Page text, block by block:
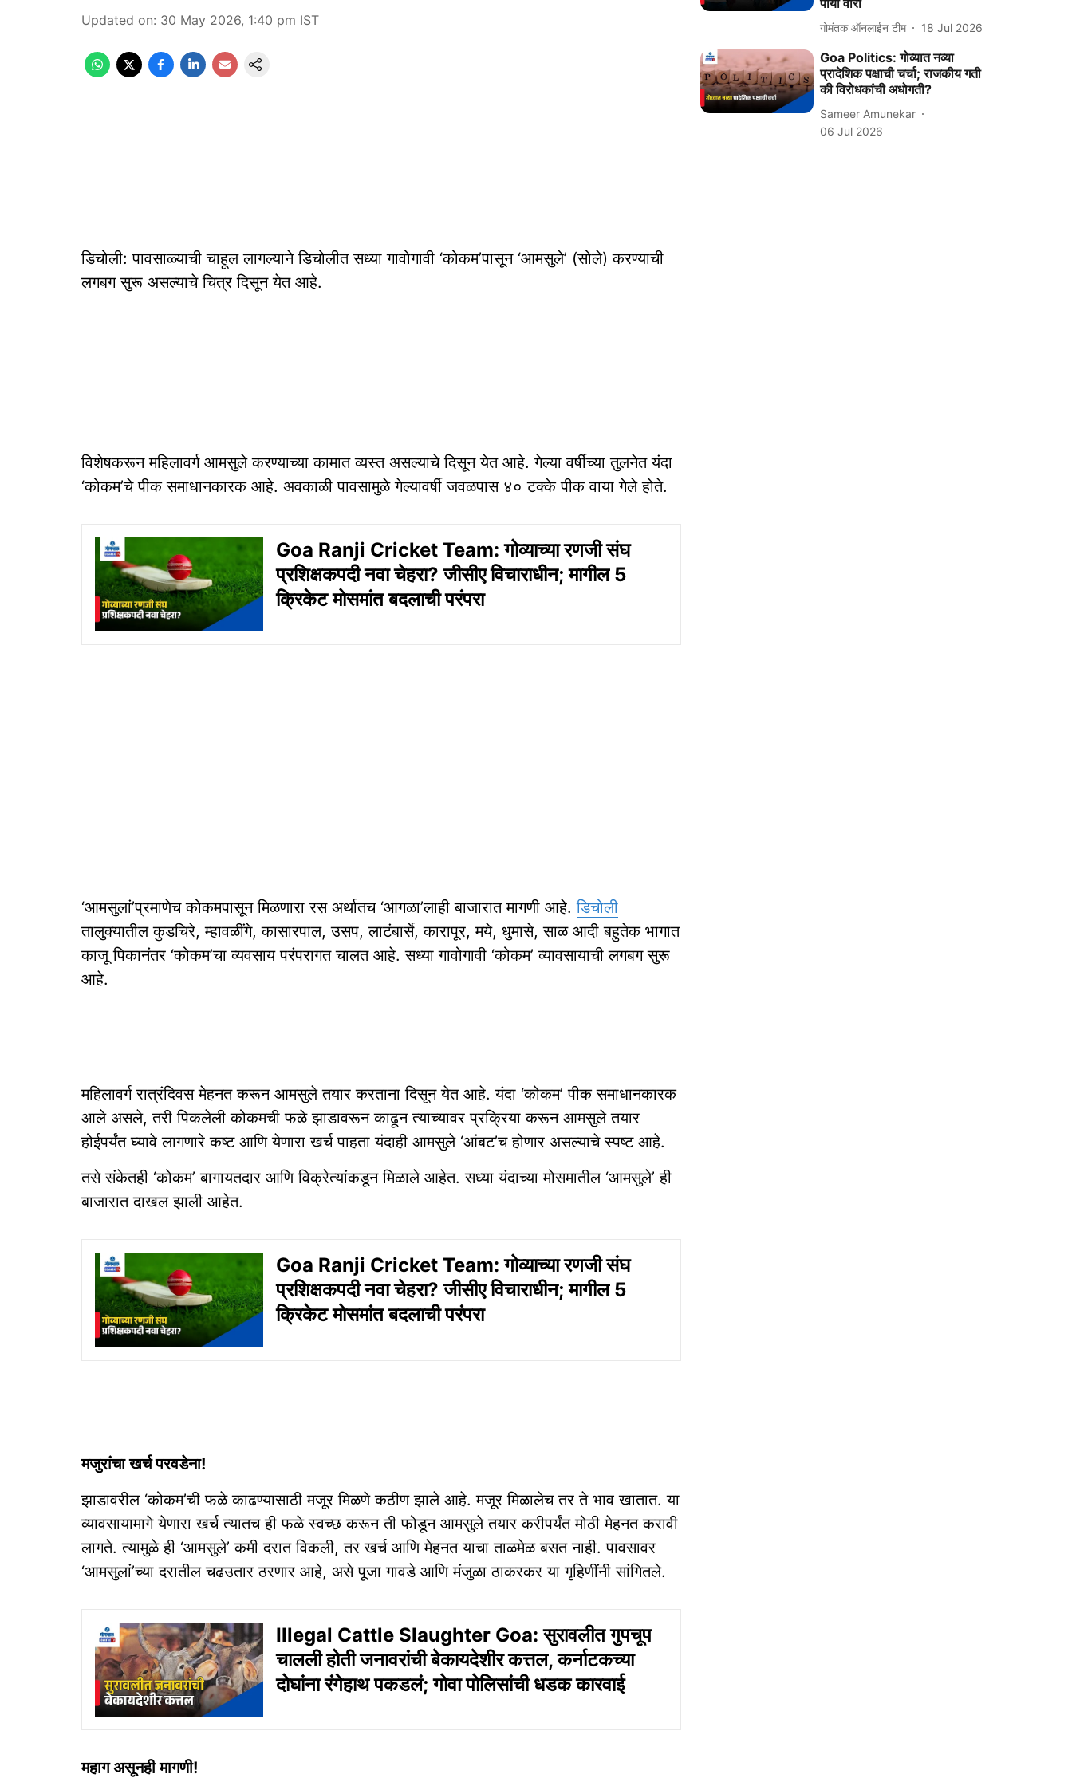
Updated on: 30 May 2026, 1:40 pm IST
डिचोली: पावसाळ्याची चाहूल लागल्याने डिचोलीत सध्या गावोगावी ‘कोकम’पासून ‘आमसुले’ (सोले) करण्याची
लगबग सुरू असल्याचे चित्र दिसून येत आहे.
विशेषकरून महिलावर्ग आमसुले करण्याच्या कामात व्यस्त असल्याचे दिसून येत आहे. गेल्या वर्षीच्या तुलनेत यंदा
‘कोकम’चे पीक समाधानकारक आहे. अवकाळी पावसामुळे गेल्यावर्षी जवळपास ४० टक्के पीक वाया गेले होते.
Goa Ranji Cricket Team: गोव्याच्या रणजी संघ
प्रशिक्षकपदी नवा चेहरा? जीसीए विचाराधीन; मागील 5
क्रिकेट मोसमांत बदलाची परंपरा
‘आमसुलां’प्रमाणेच कोकमपासून मिळणारा रस अर्थातच ‘आगळा’लाही बाजारात मागणी आहे.डिचोली
तालुक्यातील कुडचिरे, म्हावळींगे, कासारपाल, उसप, लाटंबार्से, कारापूर, मये, धुमासे, साळ आदी बहुतेक भागात
काजू पिकानंतर ‘कोकम’चा व्यवसाय परंपरागत चालत आहे. सध्या गावोगावी ‘कोकम’ व्यावसायाची लगबग सुरू
आहे.
महिलावर्ग रात्रंदिवस मेहनत करून आमसुले तयार करताना दिसून येत आहे. यंदा ‘कोकम’ पीक समाधानकारक
आले असले, तरी पिकलेली कोकमची फळे झाडावरून काढून त्याच्यावर प्रक्रिया करून आमसुले तयार
होईपर्यंत घ्यावे लागणारे कष्ट आणि येणारा खर्च पाहता यंदाही आमसुले ‘आंबट’च होणार असल्याचे स्पष्ट आहे.
तसे संकेतही ‘कोकम’ बागायतदार आणि विक्रेत्यांकडून मिळाले आहेत. सध्या यंदाच्या मोसमातील ‘आमसुले’ ही
बाजारात दाखल झाली आहेत.
Goa Ranji Cricket Team: गोव्याच्या रणजी संघ
प्रशिक्षकपदी नवा चेहरा? जीसीए विचाराधीन; मागील 5
क्रिकेट मोसमांत बदलाची परंपरा
मजुरांचा खर्च परवडेना!
झाडावरील ‘कोकम’ची फळे काढण्यासाठी मजूर मिळणे कठीण झाले आहे. मजूर मिळालेच तर ते भाव खातात. या
व्यावसायामागे येणारा खर्च त्यातच ही फळे स्वच्छ करून ती फोडून आमसुले तयार करीपर्यंत मोठी मेहनत करावी
लागते. त्यामुळे ही ‘आमसुले’ कमी दरात विकली, तर खर्च आणि मेहनत याचा ताळमेळ बसत नाही. पावसावर
‘आमसुलां’च्या दरातील चढउतार ठरणार आहे, असे पूजा गावडे आणि मंजुळा ठाकरकर या गृहिणींनी सांगितले.
Illegal Cattle Slaughter Goa: सुरावलीत गुपचूप
चालली होती जनावरांची बेकायदेशीर कत्तल, कर्नाटकच्या
दोघांना रंगेहाथ पकडलं; गोवा पोलिसांची धडक कारवाई
महाग असूनही मागणी!
पायी वारी
गोमंतक ऑनलाईन टीम 18 Jul 2026
Goa Politics: गोव्यात नव्या
प्रादेशिक पक्षाची चर्चा; राजकीय गती
की विरोधकांची अधोगती?
Sameer Amunekar
06 Jul 2026